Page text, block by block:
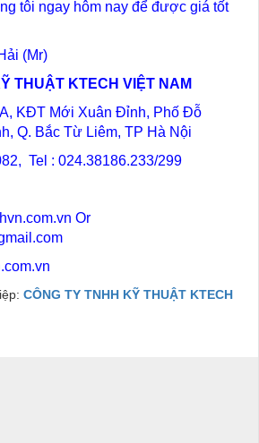
tôi ngay hôm nay để được giá tốt
(Mr)
THUẬT KTECH VIỆT NAM
KĐT Mới Xuân Đỉnh, Phố Đỗ
Q. Bắc Từ Liêm, TP Hà Nội
Tel : 024.38186.233/299
Or
CÔNG TY TNHH KỸ THUẬT KTECH